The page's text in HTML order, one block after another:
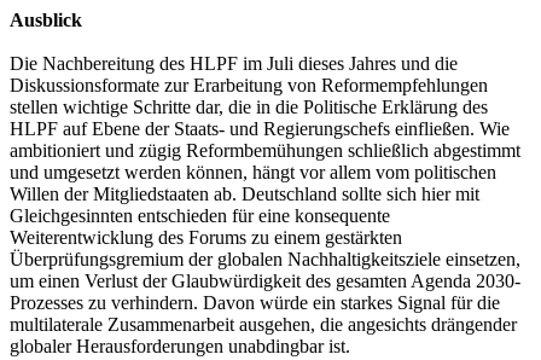
Ausblick
Die Nachbereitung des HLPF im Juli dieses Jahres und die
Diskussionsformate zur Erarbeitung von Reformempfehlungen
stellen wichtige Schritte dar, die in die Politische Erklärung des
HLPF auf Ebene der Staats- und Regierungschefs einfließen. Wie
ambitioniert und zügig Reformbemühungen schließlich abgestimmt
und umgesetzt werden können, hängt vor allem vom politischen
Willen der Mitgliedstaaten ab. Deutschland sollte sich hier mit
Gleichgesinnten entschieden für eine konsequente
Weiterentwicklung des Forums zu einem gestärkten
Überprüfungsgremium der globalen Nachhaltigkeitsziele einsetzen,
um einen Verlust der Glaubwürdigkeit des gesamten Agenda 2030-
Prozesses zu verhindern. Davon würde ein starkes Signal für die
multilaterale Zusammenarbeit ausgehen, die angesichts drängender
globaler Herausforderungen unabdingbar ist.